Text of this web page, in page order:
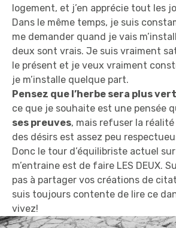
logement, et j’en apprécie tout les
Dans le même temps, je suis
me demander quand je vais
deux sont vrais. Je suis vraiment
le présent et je veux vraiment
je m’installe quelque part.
Pensez que l’herbe sera plus
ce que je souhaite est une pensée
ses preuves, mais refuser la réalité
des désirs est assez peu
Donc le tour d’équilibriste actuel
m’entraine est de faire LES DEUX.
pas à partager vos créations de
suis toujours contente de lire ce
vivez!